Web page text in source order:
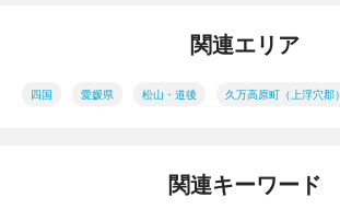
関連エリア
四国 愛媛県 松山・道後 久万高原町（上浮穴郡）
関連キーワード